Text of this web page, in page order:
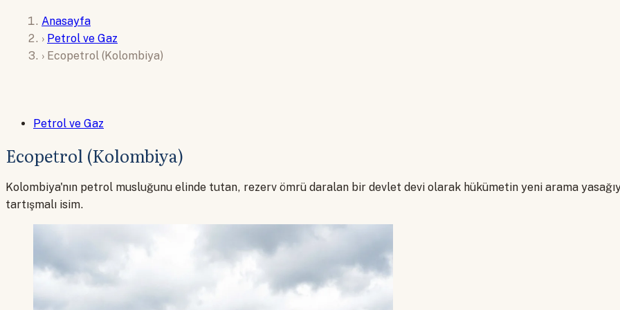
Anasayfa
› Petrol ve Gaz
› Ecopetrol (Kolombiya)
Petrol ve Gaz
Ecopetrol (Kolombiya)
Kolombiya'nın petrol musluğunu elinde tutan, rezerv ömrü daralan bir devlet devi olarak hükümetin yeni arama
tartışmalı isim.